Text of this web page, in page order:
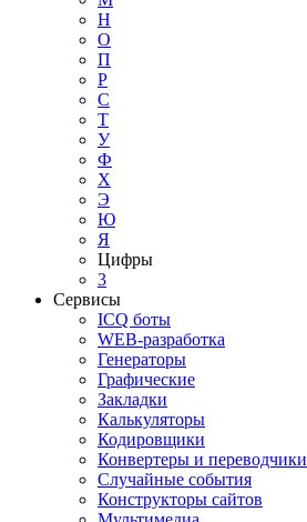
Н
О
П
Р
С
Т
У
Ф
Х
Э
Ю
Я
Цифры
3
Сервисы
ICQ боты
WEB-разработка
Генераторы
Графические
Закладки
Калькуляторы
Кодировщики
Конвертеры и переводчики
Случайные события
Конструкторы сайтов